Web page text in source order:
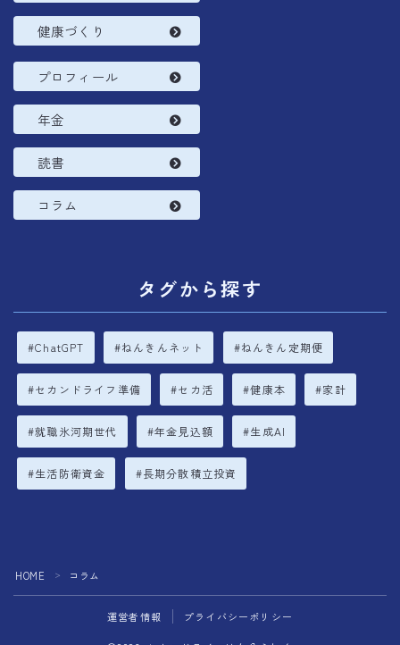
健康づくり
プロフィール
年金
読書
コラム
タグから探す
ChatGPT ねんきんネット ねんきん定期便
セカンドライフ準備 セカ活 健康本 家計
就職氷河期世代 年金見込額 生成AI
生活防衛資金 長期分散積立投資
HOME ＞ コラム
運営者情報 プライバシーポリシー